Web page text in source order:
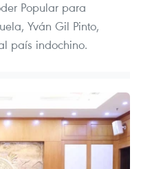
Popular para
Yván Gil Pinto,
país indochino.